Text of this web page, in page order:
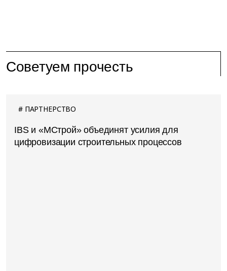
Советуем прочесть
ПАРТНЕРСТВО
IBS и «МСтрой» объединят усилия для
цифровизации строительных процессов